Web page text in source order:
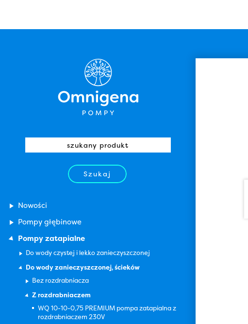
Szukaj
Nowości
Pompy głębinowe
Pompy zatapialne
Do wody czystej i lekko zanieczyszczonej
Do wody zanieczyszczonej, ścieków
Bez rozdrabniacza
Z rozdrabniaczem
WQ 10-10-0,75 PREMIUM pompa zatapialna z
rozdrabniaczem 230V